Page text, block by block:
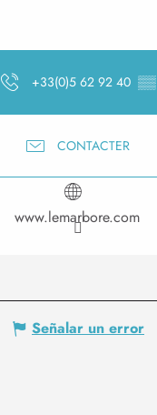
+33(0)5 62 92 40 ▒▒
CONTACTER
www.lemarbore.com
Señalar un error